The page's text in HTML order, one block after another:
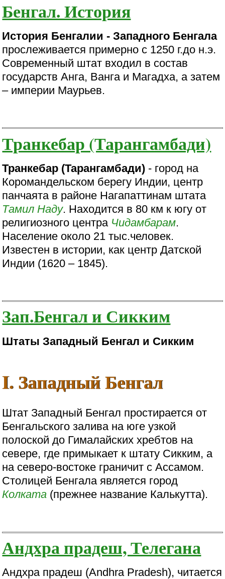
Бенгал. История
История Бенгалии - Западного Бенгала
прослеживается примерно с 1250 г.до н.э.
Современный штат входил в состав
государств Анга, Ванга и Магадха, а затем
– империи Маурьев.
Транкебар (Тарангамбади)
Транкебар (Тарангамбади) - город на
Коромандельском берегу Индии, центр
панчаята в районе Нагапаттинам штата
Тамил Наду. Находится в 80 км к югу от
религиозного центра Чидамбарам.
Население около 21 тыс.человек.
Известен в истории, как центр Датской
Индии (1620 – 1845).
Зап.Бенгал и Сикким
Штаты Западный Бенгал и Сикким
I. Западный Бенгал
Штат Западный Бенгал простирается от
Бенгальского залива на юге узкой
полоской до Гималайских хребтов на
севере, где примыкает к штату Сикким, а
на северо-востоке граничит с Ассамом.
Столицей Бенгала является город
Колката (прежнее название Калькутта).
Андхра прадеш, Телегана
Андхра прадеш (Аndhra Pradesh), читается